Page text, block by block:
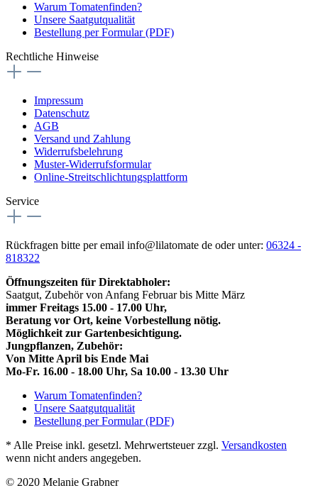
Warum Tomatenfinden?
Unsere Saatgutqualität
Bestellung per Formular (PDF)
Rechtliche Hinweise
Impressum
Datenschutz
AGB
Versand und Zahlung
Widerrufsbelehrung
Muster-Widerrufsformular
Online-Streitschlichtungsplattform
Service
Rückfragen bitte per email info@lilatomate de oder unter: 06324 -
818322
Öffnungszeiten für Direktabholer:
Saatgut, Zubehör von Anfang Februar bis Mitte März
immer Freitags 15.00 - 17.00 Uhr,
Beratung vor Ort, keine Vorbestellung nötig.
Möglichkeit zur Gartenbesichtigung.
Jungpflanzen, Zubehör:
Von Mitte April bis Ende Mai
Mo-Fr. 16.00 - 18.00 Uhr, Sa 10.00 - 13.30 Uhr
Warum Tomatenfinden?
Unsere Saatgutqualität
Bestellung per Formular (PDF)
* Alle Preise inkl. gesetzl. Mehrwertsteuer zzgl. Versandkosten
wenn nicht anders angegeben.
© 2020 Melanie Grabner